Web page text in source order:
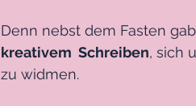
Denn nebst dem Fasten
kreativem  Schreiben, sich
zu widmen.